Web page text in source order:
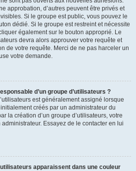
approbation, d’autres peuvent être privés et
Si le groupe est public, vous pouvez le
dédié. Si le groupe est restreint et nécessite
également sur le bouton approprié. Le
devra alors approuver votre requête et
de votre requête. Merci de ne pas harceler un
votre demande.
d’un groupe d’utilisateurs ?
est généralement assigné lorsque
créés par un administrateur du
la création d’un groupe d’utilisateurs, votre
Essayez de le contacter en lui
apparaissent dans une couleur